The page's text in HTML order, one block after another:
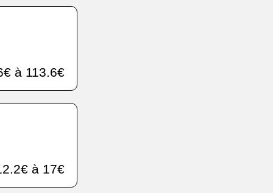
à 113.6€
à 17€